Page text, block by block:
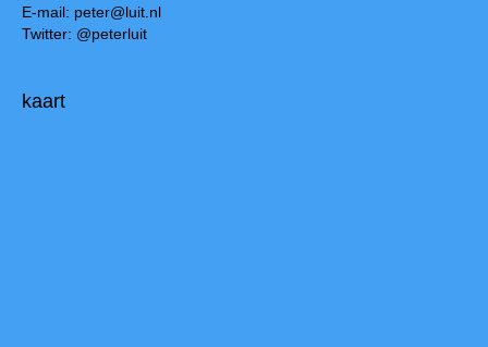
E-mail: peter@luit.nl
Twitter: @peterluit
kaart